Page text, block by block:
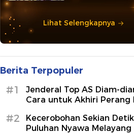
Lihat Selengkapnya
Berita Terpopuler
#1
Jenderal Top AS Diam-
Cara untuk Akhiri Perang
#2
Kecerobohan Sekian
Puluhan Nyawa Melayang